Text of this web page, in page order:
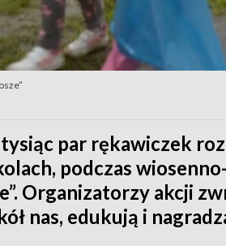
par rękawiczek
podczas
Organizatorzy akcji
nas, edukują i